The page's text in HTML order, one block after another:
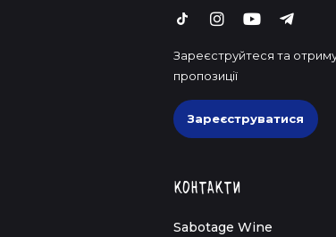
Зареєструйтеся та
пропозиції
Зареєструватися
Контакти
Sabotage Wine